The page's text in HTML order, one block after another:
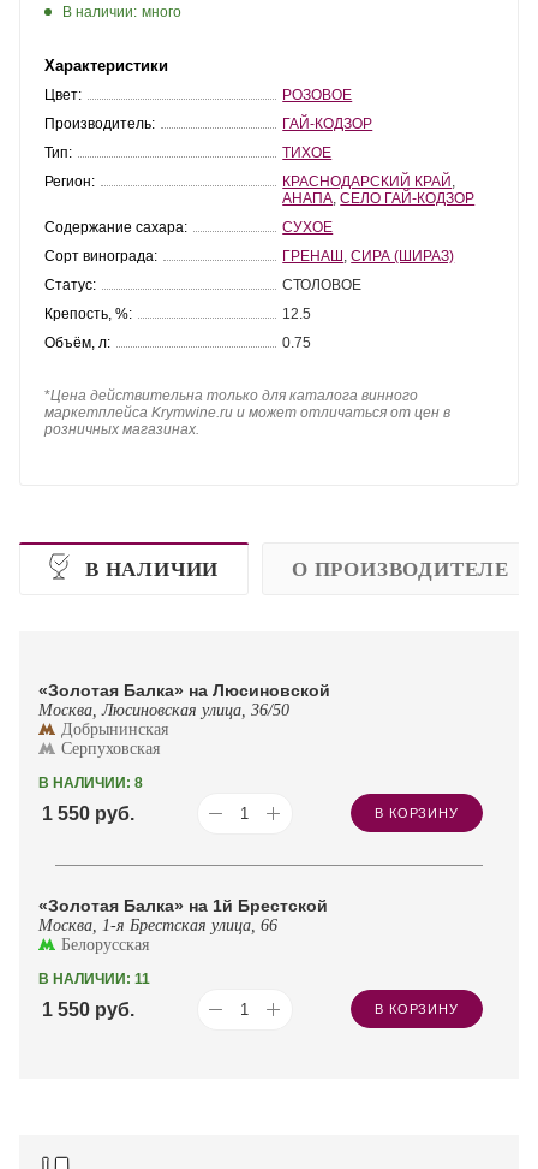
В наличии: много
Характеристики
Цвет:
РОЗОВОЕ
Производитель:
ГАЙ-КОДЗОР
Тип:
ТИХОЕ
Регион:
КРАСНОДАРСКИЙ КРАЙ
АНАПА ,СЕЛО ГАЙ-КОДЗОР
Содержание сахара:
СУХОЕ
Сорт винограда:
ГРЕНАШ ,СИРА (ШИРАЗ)
Статус:
СТОЛОВОЕ
Крепость, %:
12.5
Объём, л:
0.75
*Цена действительна только для каталога винного
маркетплейса Krymwine.ru и может отличаться от цен в
розничных магазинах.
В НАЛИЧИИ О ПРОИЗВОДИТЕЛЕ
«Золотая Балка» на Люсиновской
Москва, Люсиновская улица, 36/50
Добрынинская
Серпуховская
В НАЛИЧИИ: 8
1 550 руб. В КОРЗИНУ
«Золотая Балка» на 1й Брестской
Москва, 1-я Брестская улица, 66
Белорусская
В НАЛИЧИИ: 11
1 550 руб. В КОРЗИНУ